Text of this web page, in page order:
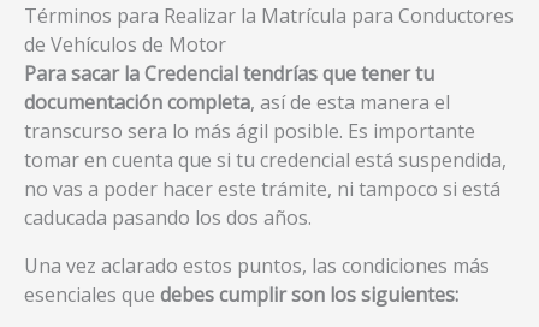
Términos para Realizar la Matrícula para Conductores
de Vehículos de Motor
Para sacar la Credencial tendrías que tener tu
documentación completa, así de esta manera el
transcurso sera lo más ágil posible. Es importante
tomar en cuenta que si tu credencial está suspendida,
no vas a poder hacer este trámite, ni tampoco si está
caducada pasando los dos años.
Una vez aclarado estos puntos, las condiciones más
esenciales que debes cumplir son los siguientes: